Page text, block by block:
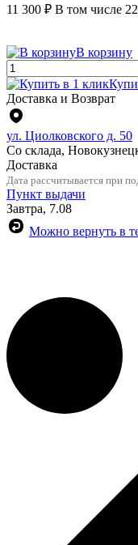
11 300 ₽ В том числе
В корзину
Доставка и Возврат
ул. Циолковского д. 50
Со склада,
Доставка
Дата рассчитывается при
Пункт выдачи
Завтра, 7.08
Можно вернуть в